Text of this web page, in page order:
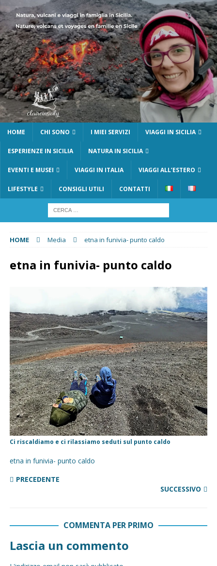
HOME CHI SONO I MIEI SERVIZI VIAGGI IN SICILIA
ESPERIENZE IN SICILIA NATURA IN SICILIA
EVENTI E MUSEI VIAGGI IN ITALIA VIAGGI ALL’ESTERO
LIFESTYLE CONSIGLI UTILI CONTATTI
HOME Media etna in funivia- punto caldo
etna in funivia- punto caldo
Ci riscaldiamo e ci rilassiamo seduti sul punto caldo
etna in funivia- punto caldo
PRECEDENTE
SUCCESSIVO
COMMENTA PER PRIMO
Lascia un commento